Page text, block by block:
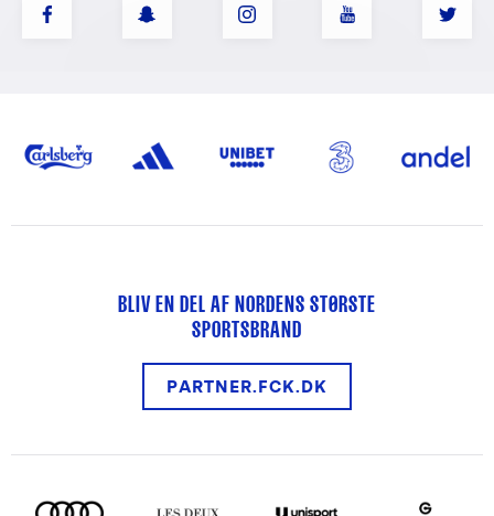
BLIV EN DEL AF NORDENS STØRSTE
SPORTSBRAND
PARTNER.FCK.DK